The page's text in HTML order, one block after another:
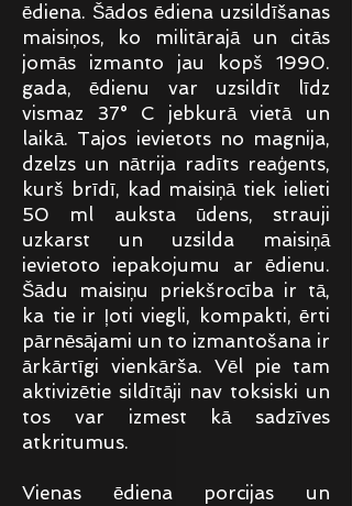
ēdiena. Šādos ēdiena uzsildīšanas
maisiņos, ko militārajā un citās
jomās izmanto jau kopš 1990.
gada, ēdienu var uzsildīt līdz
vismaz 37° C jebkurā vietā un
laikā. Tajos ievietots no magnija,
dzelzs un nātrija radīts reaģents,
kurš brīdī, kad maisiņā tiek ielieti
50 ml auksta ūdens, strauji
uzkarst un uzsilda maisiņā
ievietoto iepakojumu ar ēdienu.
Šādu maisiņu priekšrocība ir tā,
ka tie ir ļoti viegli, kompakti, ērti
pārnēsājami un to izmantošana ir
ārkārtīgi vienkārša. Vēl pie tam
aktivizētie sildītāji nav toksiski un
tos var izmest kā sadzīves
atkritumus.
Vienas ēdiena porcijas un